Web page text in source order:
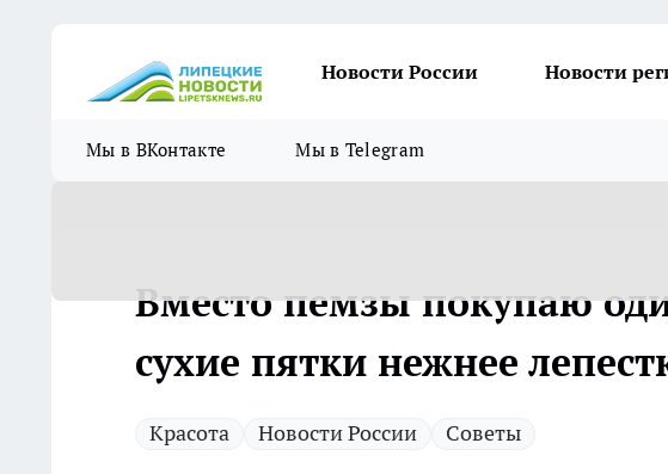
Новости России Новости
Мы в ВКонтакте Мы в Telegram
Вместо пемзы покупаю
сухие пятки нежнее
Красота Новости России Советы